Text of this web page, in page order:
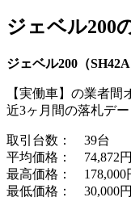
ジェベル200
ジェベル200（SH42A
【実働車】 の業者間
近3ヶ月間の落札デー
取引台数： 39台
平均価格： 74,872円
最高価格： 178,000
最低価格： 30,000円